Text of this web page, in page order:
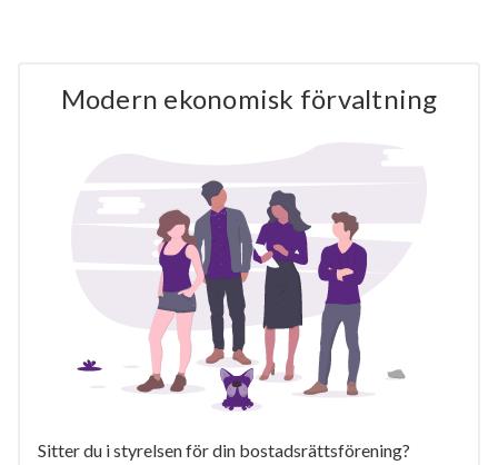
Modern ekonomisk förvaltning
Sitter du i styrelsen för din bostadsrättsförening?